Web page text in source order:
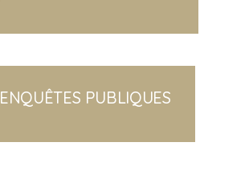
ENQUÊTES PUBLIQUES